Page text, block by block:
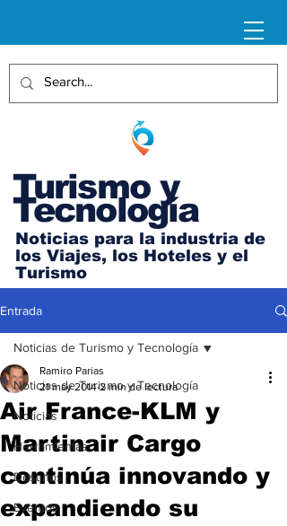
Turismo y
Tecnología
Noticias para la industria de
los Viajes, los Hoteles y el
Turismo
Entrada
Noticias de Turismo y Tecnología
Noticias
Herramientas
Destinos
Eventos
Noticias de Turismo y Tecnología
Air France-KLM y
Martinair Cargo
continúa innovando y
expandiendo su
Ramiro Parias
21 may 2014 2 min de lectura